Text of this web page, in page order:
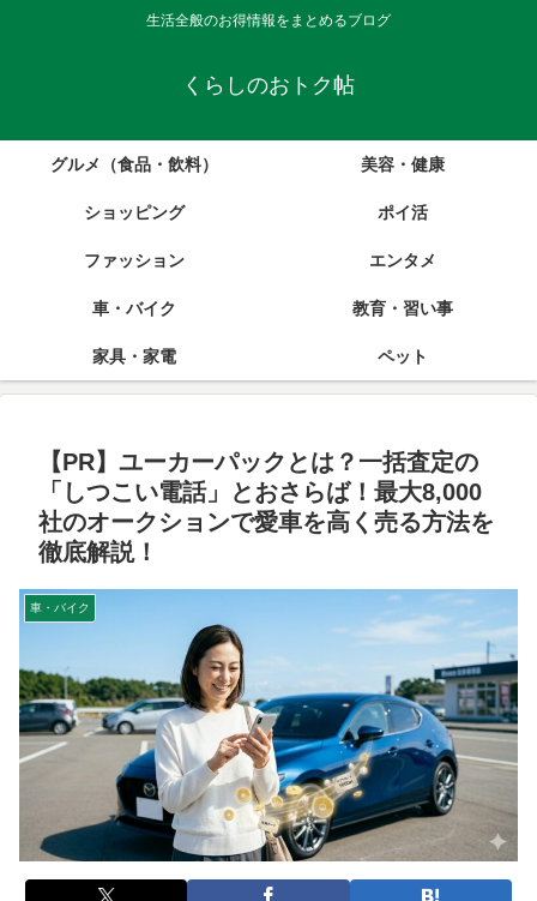
生活全般のお得情報をまとめるブログ
くらしのおトク帖
グルメ（食品・飲料） 美容・健康
ショッピング ポイ活
ファッション エンタメ
車・バイク 教育・習い事
家具・家電 ペット
【PR】ユーカーパックとは？一括査定の
「しつこい電話」とおさらば！最大8,000
社のオークションで愛車を高く売る方法を
徹底解説！
車・バイク